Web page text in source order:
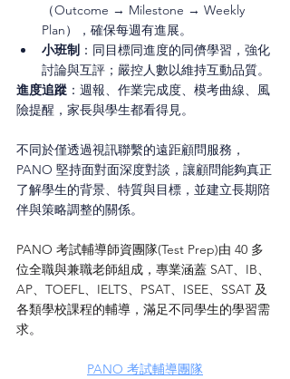
（Outcome → Milestone → Weekly
Plan），確保每週有進展。
小班制 ：同目標同進度的同儕學習，強化
討論與互評；嚴控人數以維持互動品質。
進度追蹤 ：週報、作業完成度、模考曲線、風
險提醒，家長與學生都看得見。
不同於僅透過視訊聯繫的遠距顧問服務，
PANO 堅持面對面深度對談，讓顧問能夠真正
了解學生的背景、特質與目標，並建立長期陪
伴與策略調整的關係。
PANO 考試輔導師資團隊(Test Prep)由 40 多
位全職與兼職老師組成，專業涵蓋 SAT、IB、
AP、TOEFL、IELTS、PSAT、ISEE、SSAT 及
各類學校課程的輔導，滿足不同學生的學習需
求。
PANO 考試輔導團隊